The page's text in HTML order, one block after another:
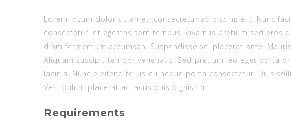
Lorem ipsum dolor sit amet, consectetur adipiscing elit. Nunc
consectetur, et egestas sem tempus. Vivamus pretium sed eros
diam fermentum accumsan. Suspendisse vel placerat ante.
Aliquam suscipit tempor venenatis. Sed pretium leo eget porta
lacinia. Nunc eleifend tellus eu neque porta consectetur. Duis
Vestibulum placerat ac lacus quis dignissim.
Requirements